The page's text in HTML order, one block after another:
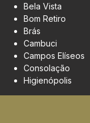
Bela Vista
Bom Retiro
Brás
Cambuci
Campos Elíseos
Consolação
Higienópolis